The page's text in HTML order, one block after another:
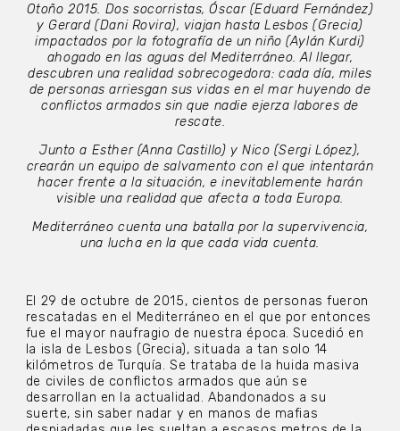
Otoño 2015. Dos socorristas, Óscar (Eduard Fernández)
y Gerard (Dani Rovira), viajan hasta Lesbos (Grecia)
impactados por la fotografía de un niño (Aylán Kurdi)
ahogado en las aguas del Mediterráneo. Al llegar,
descubren una realidad sobrecogedora: cada día, miles
de personas arriesgan sus vidas en el mar huyendo de
conflictos armados sin que nadie ejerza labores de
rescate.
Junto a Esther (Anna Castillo) y Nico (Sergi López),
crearán un equipo de salvamento con el que intentarán
hacer frente a la situación, e inevitablemente harán
visible una realidad que afecta a toda Europa.
Mediterráneo cuenta una batalla por la supervivencia,
una lucha en la que cada vida cuenta.
El 29 de octubre de 2015, cientos de personas fueron
rescatadas en el Mediterráneo en el que por entonces
fue el mayor naufragio de nuestra época. Sucedió en
la isla de Lesbos (Grecia), situada a tan solo 14
kilómetros de Turquía. Se trataba de la huida masiva
de civiles de conflictos armados que aún se
desarrollan en la actualidad. Abandonados a su
suerte, sin saber nadar y en manos de mafias